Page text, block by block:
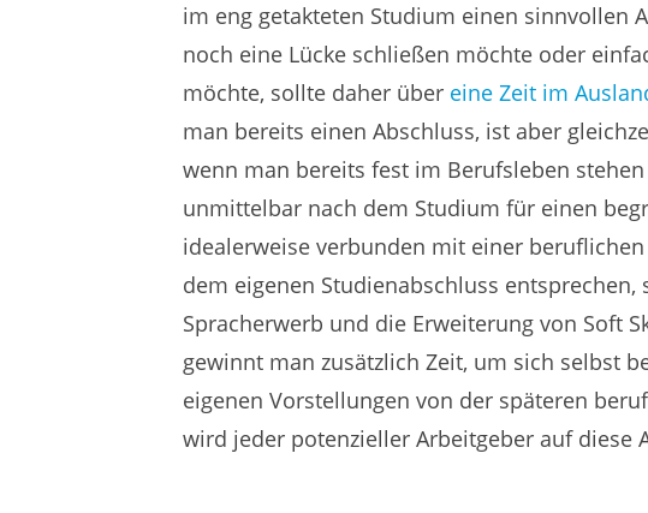
im eng getakteten Studium einen sinnvollen
noch eine Lücke schließen möchte oder
möchte, sollte daher über eine Zeit im
man bereits einen Abschluss, ist aber
wenn man bereits fest im Berufsleben
unmittelbar nach dem Studium für einen
idealerweise verbunden mit einer
dem eigenen Studienabschluss
Spracherwerb und die Erweiterung von Soft
gewinnt man zusätzlich Zeit, um sich selbst
eigenen Vorstellungen von der späteren
wird jeder potenzieller Arbeitgeber auf diese